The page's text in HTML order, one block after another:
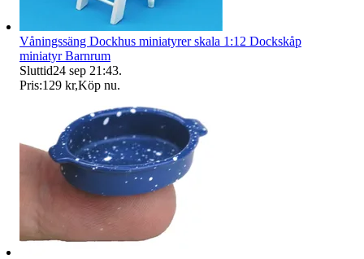
Våningssäng Dockhus miniatyrer skala 1:12 Dockskåp
miniatyr Barnrum
Sluttid24 sep 21:43.
Pris:129 kr,Köp nu.